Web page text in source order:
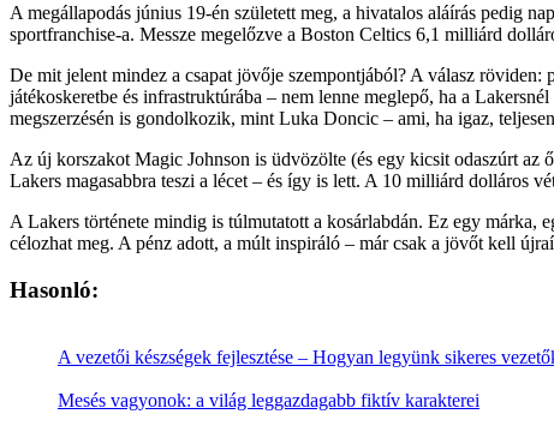
A megállapodás június 19-én született meg, a hivatalos aláírás pedig
sportfranchise-a. Messze megelőzve a Boston Celtics 6,1 milliárd
De mit jelent mindez a csapat jövője szempontjából? A válasz
játékoskeretbe és infrastruktúrába – nem lenne meglepő, ha a
megszerzésén is gondolkozik, mint Luka Doncic – ami, ha igaz,
Az új korszakot Magic Johnson is üdvözölte (és egy kicsit odaszúrt az
Lakers magasabbra teszi a lécet – és így is lett. A 10 milliárd dolláros
A Lakers története mindig is túlmutatott a kosárlabdán. Ez egy márka,
célozhat meg. A pénz adott, a múlt inspiráló – már csak a jövőt kell
Hasonló:
A vezetői készségek fejlesztése – Hogyan legyünk sikeres
Mesés vagyonok: a világ leggazdagabb fiktív karakterei